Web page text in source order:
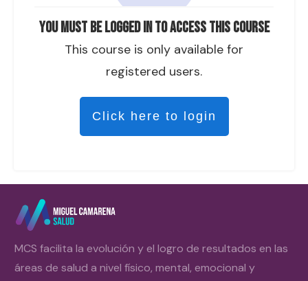
You must be logged in to access this course
This course is only available for
registered users.
Click here to login
MCS facilita la evolución y el logro de resultados en las
áreas de salud a nivel físico, mental, emocional y